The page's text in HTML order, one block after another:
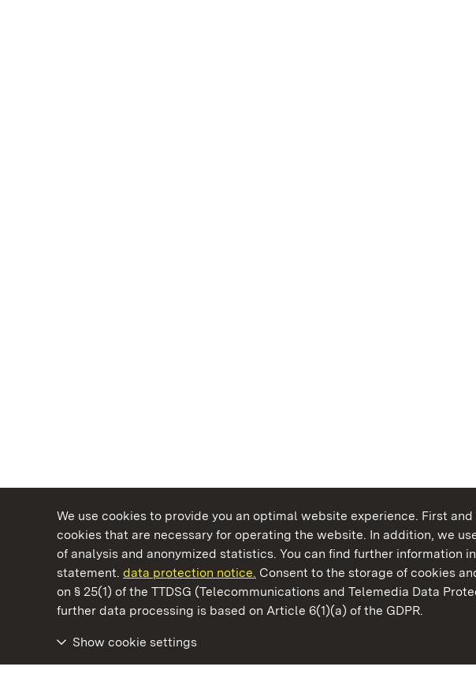
We use cookies to provide you an optimal website experience. First
cookies that are necessary for operating the website. In addition, we
of analysis and anonymized statistics. You can find further information
statement. data protection notice. Consent to the storage of cookies
on § 25(1) of the TTDSG (Telecommunications and Telemedia Data
further data processing is based on Article 6(1)(a) of the GDPR.
Show cookie settings
State Palaces and Gardens of Baden-Wuerttemberg